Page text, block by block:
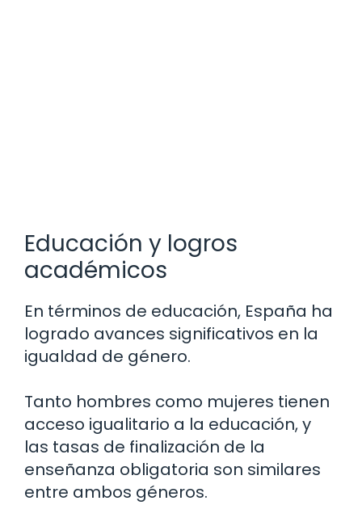
Educación y logros
académicos
En términos de educación, España ha
logrado avances significativos en la
igualdad de género.
Tanto hombres como mujeres tienen
acceso igualitario a la educación, y
las tasas de finalización de la
enseñanza obligatoria son similares
entre ambos géneros.